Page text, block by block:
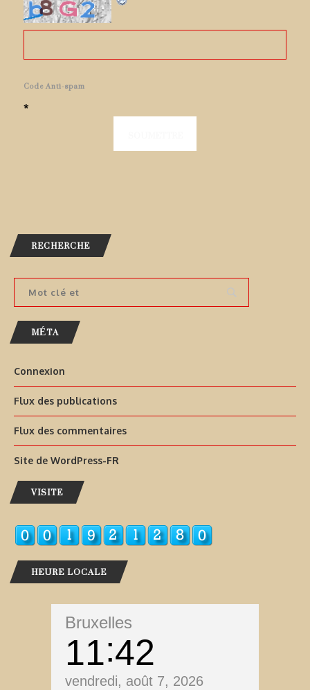
Code Anti-spam
*
RECHERCHE
MÉTA
Connexion
Flux des publications
Flux des commentaires
Site de WordPress-FR
VISITE
HEURE LOCALE
Bruxelles
11 42
vendredi, août 7, 2026